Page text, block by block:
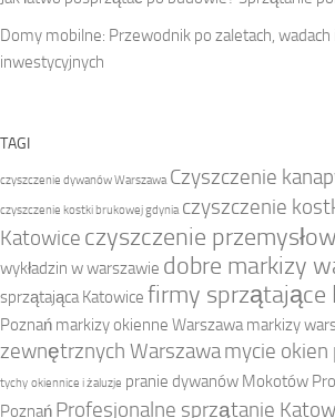
Domy mobilne: Przewodnik po zaletach,
inwestycyjnych
TAGI
czyszczenie dywanów Warszawa Czyszczenie
czyszczenie kostki brukowej gdynia czyszczenie
Katowice czyszczenie
wykładzin w warszawie dobre markizy
sprzątająca Katowice firmy sprzątające
Poznań markizy okienne Warszawa markizy
zewnętrznych Warszawamycie okien
tychy okiennice i żaluzje pranie dywanów Mokotów
Poznań Profesjonalne sprzątanie